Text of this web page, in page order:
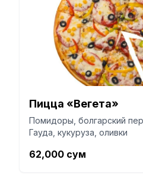
Пицца «Вегета»
Помидоры, болгарский
Гауда, кукуруза, оливки
62,000 сум